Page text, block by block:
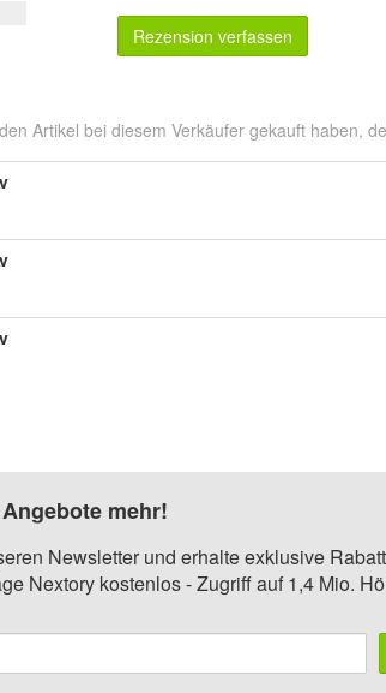
Rezension verfassen
Artikel bei diesem Verkäufer gekauft haben,
mehr!
Newsletter und erhalte exklusive
Nextory kostenlos - Zugriff auf 1,4 Mio.